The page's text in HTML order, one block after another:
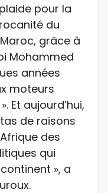
pour la
du
grâce à
Mohammed
années
moteurs
Et aujourd’hui,
de raisons
des
qui
», a